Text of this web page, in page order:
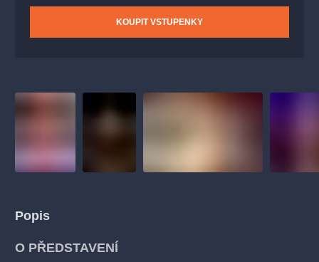
KOUPIT VSTUPENKY
Popis
O PŘEDSTAVENÍ